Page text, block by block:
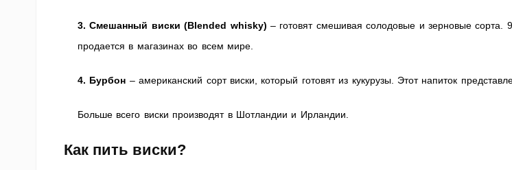
3. Смешанный виски (Blended whisky) – готовят смешивая солодовые и зерновые сорта.
продается в магазинах во всем мире.
4. Бурбон – американский сорт виски, который готовят из кукурузы. Этот напиток
Больше всего виски производят в Шотландии и Ирландии.
Как пить виски?